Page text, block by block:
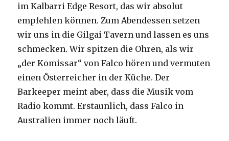
im Kalbarri Edge Resort, das wir absolut
empfehlen können. Zum Abendessen setzen
wir uns in die Gilgai Tavern und lassen es uns
schmecken. Wir spitzen die Ohren, als wir
„der Komissar“ von Falco hören und vermuten
einen Österreicher in der Küche. Der
Barkeeper meint aber, dass die Musik vom
Radio kommt. Erstaunlich, dass Falco in
Australien immer noch läuft.